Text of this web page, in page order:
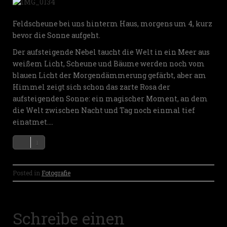
Feldscheune bei uns hinterm Haus, morgens um 4, kurz
bevor die Sonne aufgeht.
Der aufsteigende Nebel taucht die Welt in ein Meer aus
weißem Licht, Scheune und Bäume werden noch vom
blauen Licht der Morgendämmerung gefärbt, aber am
Himmel zeigt sich schon das zarte Rosa der
aufsteigenden Sonne: ein magischer Moment, an dem
die Welt zwischen Nacht und Tag noch einmal tief
einatmet….
1
Posted in Fotografie
Schreibe einen